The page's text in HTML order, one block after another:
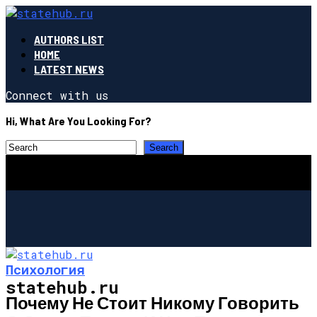
AUTHORS LIST
HOME
LATEST NEWS
Connect with us
Hi, What Are You Looking For?
statehub.ru
Психология
Почему Не Стоит Никому Говорить